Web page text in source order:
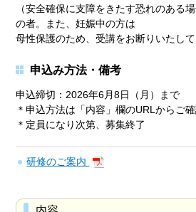
（安全確保に支障をきたす恐れのある
の者。また、妊娠中の方は
母性保護のため、受講をお断りいたして
申込み方法・備考
申込締切：2026年6月8日（月）まで
＊申込方法は「内容」欄のURLからご
＊定員になり次第、募集終了
研修のご案内